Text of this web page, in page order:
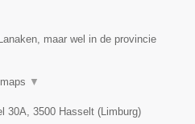
maar wel in de provincie
▼
30A, 3500 Hasselt (Limburg)